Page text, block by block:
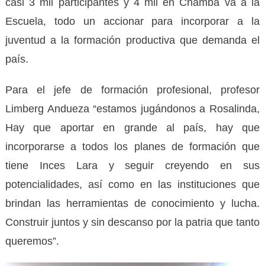
Escuela, todo un accionar para incorporar a la
juventud a la formación productiva que demanda el
país.
Para el jefe de formación profesional, profesor
Limberg Andueza “estamos jugándonos a Rosalinda,
Hay que aportar en grande al país, hay que
incorporarse a todos los planes de formación que
tiene Inces Lara y seguir creyendo en sus
potencialidades, así como en las instituciones que
brindan las herramientas de conocimiento y lucha.
Construir juntos y sin descanso por la patria que tanto
queremos”.